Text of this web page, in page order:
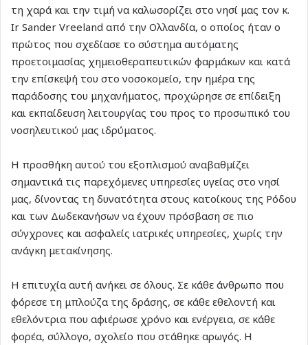
τη χαρά και την τιμή να καλωσορίζει στο νησί μας τον κ.
Ir Sander Vreeland από την Ολλανδία, ο οποίος ήταν ο
πρώτος που σχεδίασε το σύστημα αυτόματης
προετοιμασίας χημειοθεραπευτικών φαρμάκων και κατά
την επίσκεψή του στο νοσοκομείο, την ημέρα της
παράδοσης του μηχανήματος, προχώρησε σε επίδειξη
και εκπαίδευση λειτουργίας του προς το προσωπικό του
νοσηλευτικού μας ιδρύματος.
Η προσθήκη αυτού του εξοπλισμού αναβαθμίζει
σημαντικά τις παρεχόμενες υπηρεσίες υγείας στο νησί
μας, δίνοντας τη δυνατότητα στους κατοίκους της Ρόδου
και των Δωδεκανήσων να έχουν πρόσβαση σε πιο
σύγχρονες και ασφαλείς ιατρικές υπηρεσίες, χωρίς την
ανάγκη μετακίνησης.
Η επιτυχία αυτή ανήκει σε όλους. Σε κάθε άνθρωπο που
φόρεσε τη μπλούζα της δράσης, σε κάθε εθελοντή και
εθελόντρια που αφιέρωσε χρόνο και ενέργεια, σε κάθε
φορέα, σύλλογο, σχολείο που στάθηκε αρωγός. Η